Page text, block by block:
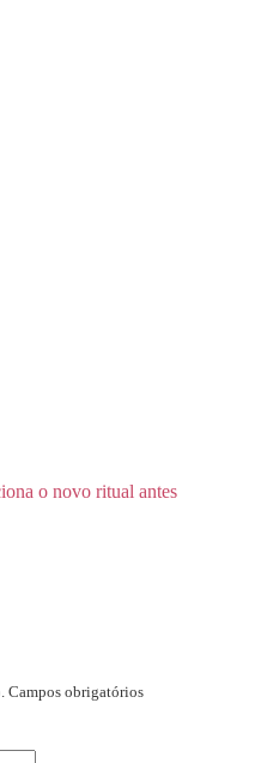
o novo ritual antes
Campos obrigatórios